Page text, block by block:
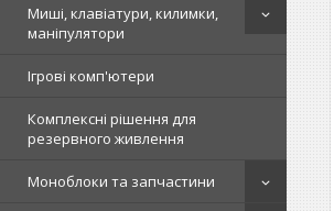
Миші, клавіатури, килимки,
маніпулятори
Ігрові комп'ютери
Комплексні рішення для
резервного живлення
Моноблоки та запчастини